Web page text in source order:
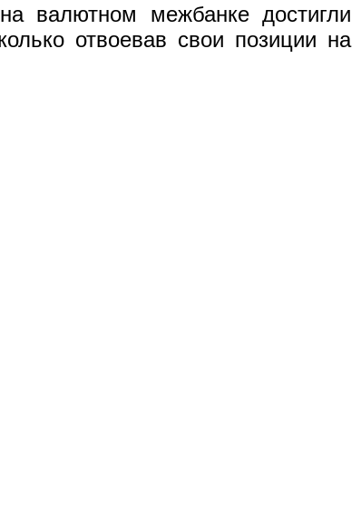
валютном межбанке достигли
отвоевав свои позиции на